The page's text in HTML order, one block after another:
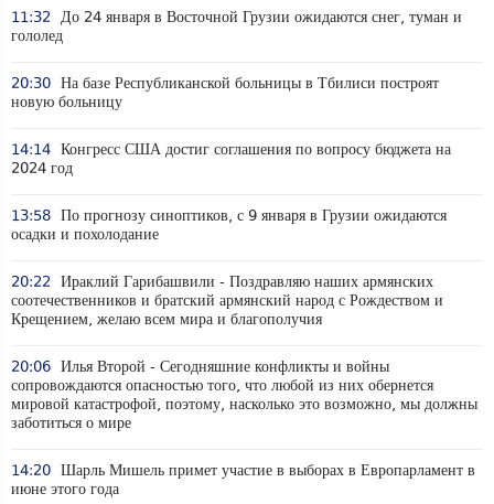
11:32 До 24 января в Восточной Грузии ожидаются снег, туман и
гололед
20:30 На базе Республиканской больницы в Тбилиси построят
новую больницу
14:14 Конгресс США достиг соглашения по вопросу бюджета на
2024 год
13:58 По прогнозу синоптиков, с 9 января в Грузии ожидаются
осадки и похолодание
20:22 Ираклий Гарибашвили - Поздравляю наших армянских
соотечественников и братский армянский народ с Рождеством и
Крещением, желаю всем мира и благополучия
20:06 Илья Второй - Сегодняшние конфликты и войны
сопровождаются опасностью того, что любой из них обернется
мировой катастрофой, поэтому, насколько это возможно, мы должны
заботиться о мире
14:20 Шарль Мишель примет участие в выборах в Европарламент в
июне этого года